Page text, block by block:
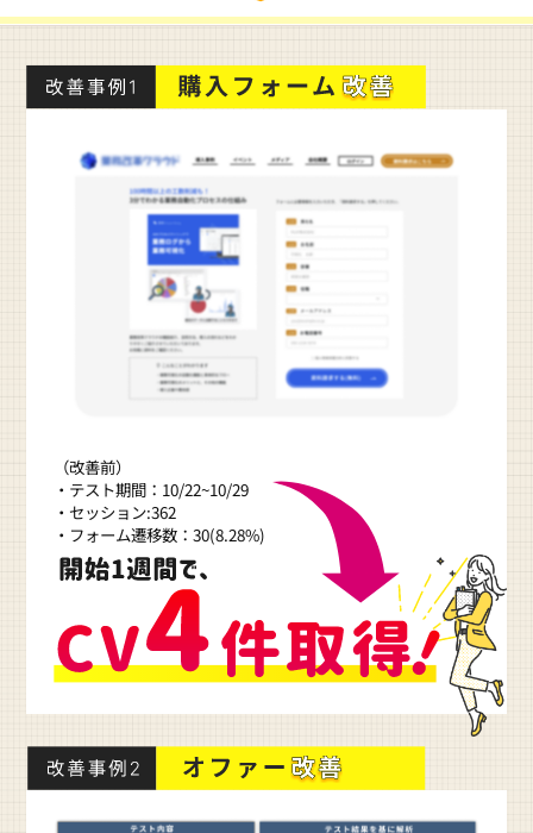
（改善前）
・テスト期間：10/22~10/29
・セッション:362
・フォーム遷移数：30(8.28%)